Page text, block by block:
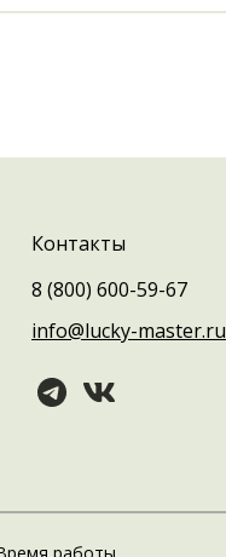
Контакты
8 (800) 600-59-67
info@lucky-master.ru